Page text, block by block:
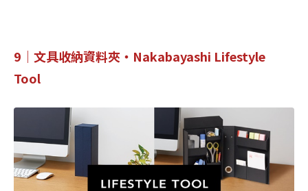
9｜文具收納資料夾・Nakabayashi Lifestyle
Tool